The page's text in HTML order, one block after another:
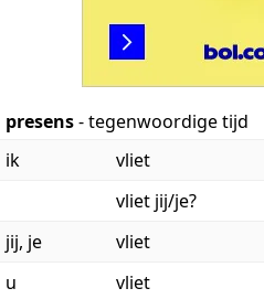
presens- tegenwoordige tijd
ik
vliet
vliet jij/je?
jij, je
vliet
u
vliet